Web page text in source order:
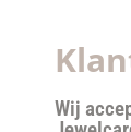
Wij